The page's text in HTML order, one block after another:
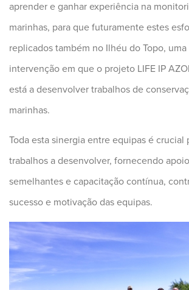
aprender e ganhar experiência na
marinhas, para que futuramente estes
replicados também no Ilhéu do Topo, uma
intervenção em que o projeto LIFE IP
está a desenvolver trabalhos de
marinhas.
Toda esta sinergia entre equipas é crucial
trabalhos a desenvolver, fornecendo
semelhantes e capacitação contínua,
sucesso e motivação das equipas.